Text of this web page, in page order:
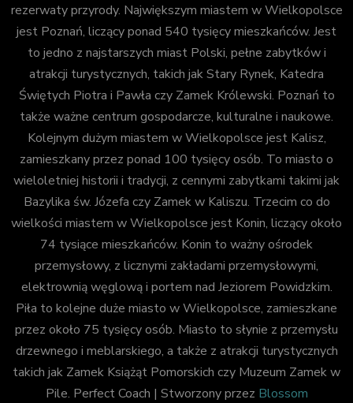
rezerwaty przyrody. Największym miastem w Wielkopolsce
jest Poznań, liczący ponad 540 tysięcy mieszkańców. Jest
to jedno z najstarszych miast Polski, pełne zabytków i
atrakcji turystycznych, takich jak Stary Rynek, Katedra
Świętych Piotra i Pawła czy Zamek Królewski. Poznań to
także ważne centrum gospodarcze, kulturalne i naukowe.
Kolejnym dużym miastem w Wielkopolsce jest Kalisz,
zamieszkany przez ponad 100 tysięcy osób. To miasto o
wieloletniej historii i tradycji, z cennymi zabytkami takimi jak
Bazylika św. Józefa czy Zamek w Kaliszu. Trzecim co do
wielkości miastem w Wielkopolsce jest Konin, liczący około
74 tysiące mieszkańców. Konin to ważny ośrodek
przemysłowy, z licznymi zakładami przemysłowymi,
elektrownią węglową i portem nad Jeziorem Powidzkim.
Piła to kolejne duże miasto w Wielkopolsce, zamieszkane
przez około 75 tysięcy osób. Miasto to słynie z przemysłu
drzewnego i meblarskiego, a także z atrakcji turystycznych
takich jak Zamek Książąt Pomorskich czy Muzeum Zamek w
Pile. Perfect Coach | Stworzony przez Blossom